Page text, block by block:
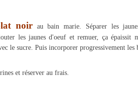
noirau bain marie. Séparer les
les jaunes d'oeuf et remuer, ça épaissit
le sucre. Puis incorporer progressivement les
et réserver au frais.